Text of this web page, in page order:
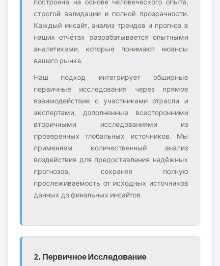
построена на основе человеческого опыта,
строгой валидации и полной прозрачности.
Каждый инсайт, анализ трендов и прогноз в
наших отчётах разрабатывается опытными
аналитиками, которые понимают нюансы
вашего рынка.
Наш подход интегрирует обширные
первичные исследования через прямое
взаимодействие с участниками отрасли и
экспертами, дополненные всесторонними
вторичными исследованиями из
проверенных глобальных источников. Мы
применяем количественный анализ
воздействия для предоставления надёжных
прогнозов, сохраняя полную
прослеживаемость от исходных источников
данных до финальных инсайтов.
2. Первичное Исследование